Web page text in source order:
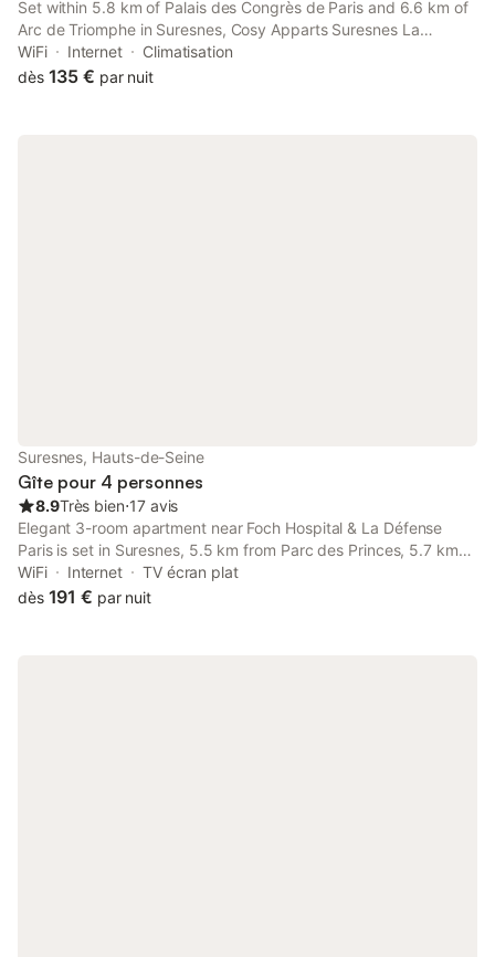
Set within 5.8 km of Palais des Congrès de Paris and 6.6 km of
Arc de Triomphe in Suresnes, Cosy Apparts Suresnes La
Défense offers accommodation with free WiFi and seating area.
The property is situated 6.7 km from Parc des Princes, 7.
WiFi Internet
Climatisation
dès 135 € par nuit
Suresnes, Hauts-de-Seine
Gîte pour 4 personnes
8.9Très bien⋅17 avis
Elegant 3-room apartment near Foch Hospital & La Défense
Paris is set in Suresnes, 5.5 km from Parc des Princes, 5.7 km
from Arc de Triomphe, as well as 6.2 km from Eiffel Tower. The
property is around 7.
WiFi Internet
TV écran plat
dès 191 € par nuit